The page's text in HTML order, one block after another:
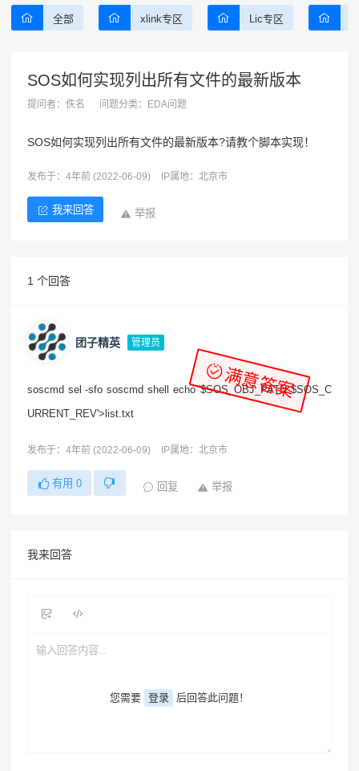
全部 xlink专区 Lic专区
SOS如何实现列出所有文件的最新版本
提问者： 佚名 问题分类： EDA问题
SOS如何实现列出所有文件的最新版本?请教个脚本实现！
发布于：4年前 (2022-06-09) IP属地：北京市
我来回答 举报
1 个回答
满意答案
团子精英 管理员
soscmd sel -sfo soscmd shell echo '$SOS_OBJ_PATH $SOS_C
URRENT_REV'>list.txt
发布于：4年前 (2022-06-09) IP属地：北京市
有用 0 回复 举报
我来回答
您需要 登录 后回答此问题！